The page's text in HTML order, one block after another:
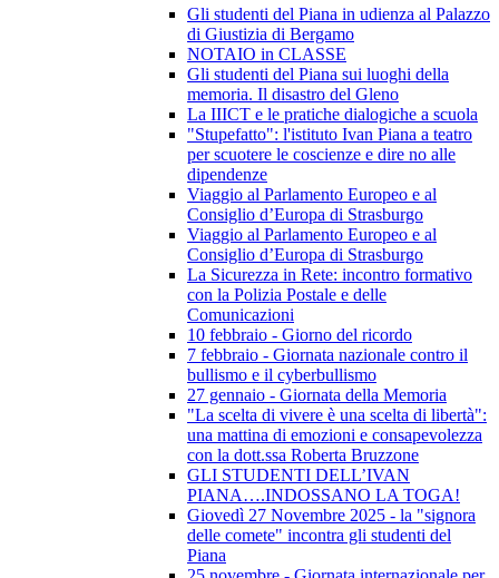
Gli studenti del Piana in udienza al Palazzo
di Giustizia di Bergamo
NOTAIO in CLASSE
Gli studenti del Piana sui luoghi della
memoria. Il disastro del Gleno
La IIICT e le pratiche dialogiche a scuola
"Stupefatto": l'istituto Ivan Piana a teatro
per scuotere le coscienze e dire no alle
dipendenze
Viaggio al Parlamento Europeo e al
Consiglio d’Europa di Strasburgo
Viaggio al Parlamento Europeo e al
Consiglio d’Europa di Strasburgo
La Sicurezza in Rete: incontro formativo
con la Polizia Postale e delle
Comunicazioni
10 febbraio - Giorno del ricordo
7 febbraio - Giornata nazionale contro il
bullismo e il cyberbullismo
27 gennaio - Giornata della Memoria
"La scelta di vivere è una scelta di libertà":
una mattina di emozioni e consapevolezza
con la dott.ssa Roberta Bruzzone
GLI STUDENTI DELL’IVAN
PIANA….INDOSSANO LA TOGA!
Giovedì 27 Novembre 2025 - la "signora
delle comete" incontra gli studenti del
Piana